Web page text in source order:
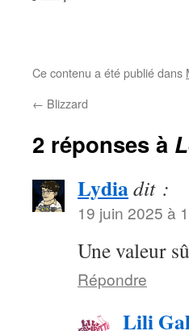
Ce contenu a été publié dans
← Blizzard
2 réponses à
Lydiadit :
19 juin 2025 à
Une valeur
Répondre
Lili